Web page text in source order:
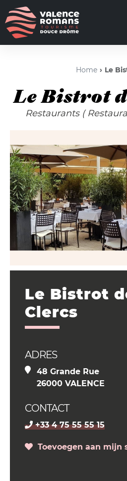
Home Le Bistrot
Le Bistrot
Restaurants (
Le Bistrot
Clercs
ADRES
48 Grande Rue
26000 VALENCE
CONTACT
+33 4 75 55 55 15
Toevoegen aan mijn